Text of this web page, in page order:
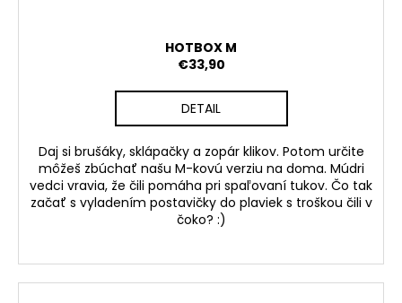
HOTBOX M
€33,90
DETAIL
Daj si brušáky, sklápačky a zopár klikov. Potom určite
môžeš zbúchať našu M-kovú verziu na doma. Múdri
vedci vravia, že čili pomáha pri spaľovaní tukov. Čo tak
začať s vyladením postavičky do plaviek s troškou čili v
čoko? :)